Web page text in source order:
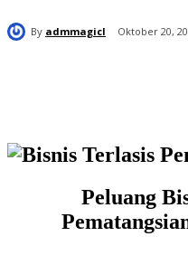
By admmagicl Oktober 20,
Peluang